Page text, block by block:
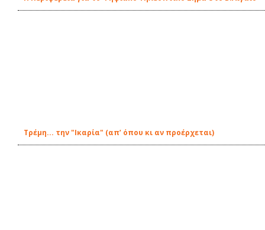
Τρέμη... την "Ικαρία" (απ’ όπου κι αν προέρχεται)